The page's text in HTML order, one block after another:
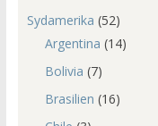
Sydamerika (52)
Argentina (14)
Bolivia (7)
Brasilien (16)